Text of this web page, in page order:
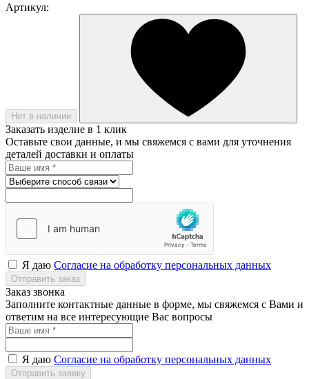
Артикул:
Нет в наличии
Заказать изделие в 1 клик
Оставьте свои данные, и мы свяжемся с вами для уточнения
деталей доставки и оплаты
Я даю Согласие на обработку персональных данных
Отправить заказ
Заказ звонка
Заполните контактные данные в форме, мы свяжемся с Вами и
ответим на все интересующие Вас вопросы
Я даю Согласие на обработку персональных данных
Отправить заявку